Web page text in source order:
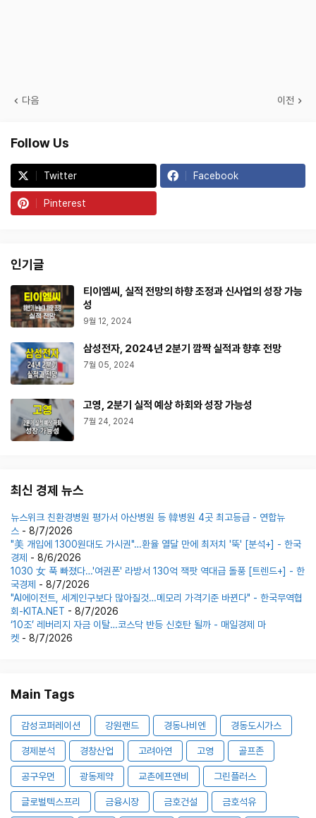
다음 이전
Follow Us
Twitter Facebook
Pinterest
인기글
티이엠씨, 실적 전망의 하향 조정과 신사업의 성장 가능
성
9월 12, 2024
삼성전자, 2024년 2분기 깜짝 실적과 향후 전망
7월 05, 2024
고영, 2분기 실적 예상 하회와 성장 가능성
7월 24, 2024
최신 경제 뉴스
뉴스위크 친환경병원 평가서 아산병원 등 韓병원 4곳 최고등급 - 연합뉴
스 - 8/7/2026
"美 개입에 1300원대도 가시권"…환율 열달 만에 최저치 '뚝' [분석+] - 한국
경제 - 8/6/2026
1030 女 푹 빠졌다…'여권폰' 라방서 130억 잭팟 역대급 돌풍 [트렌드+] - 한
국경제 - 8/7/2026
"AI에이전트, 세계인구보다 많아질것…메모리 가격기준 바뀐다" - 한국무역협
회-KITA.NET - 8/7/2026
‘10조’ 레버리지 자금 이탈…코스닥 반등 신호탄 될까 - 매일경제 마
켓 - 8/7/2026
Main Tags
감성코퍼레이션 강원랜드 경동나비엔 경동도시가스
경제분석 경창산업 고려아연 고영 골프존
공구우먼 광동제약 교촌에프앤비 그린플러스
글로벌텍스프리 금융시장 금호건설 금호석유